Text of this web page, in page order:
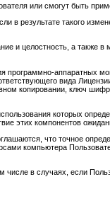
или смогут быть
в результате такого
и целостность, а также
программно-аппаратных
вида
копировании, ключ
которых
этих компонентов
что точное
компьютера
числе в случаях, если